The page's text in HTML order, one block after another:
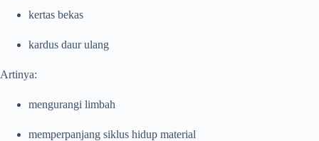
kertas bekas
kardus daur ulang
Artinya:
mengurangi limbah
memperpanjang siklus hidup material